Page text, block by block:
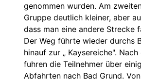
genommen wurden. Am
Gruppe deutlich kleiner, aber
dass man eine andere Strecke
Der Weg führte wieder durchs
hinauf zur „ Kaysereiche". Nach
fuhren die Teilnehmer über
Abfahrten nach Bad Grund.